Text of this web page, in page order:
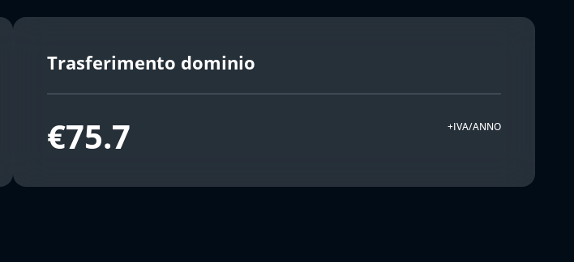
Trasferimento dominio
€75.7 +IVA/ANNO